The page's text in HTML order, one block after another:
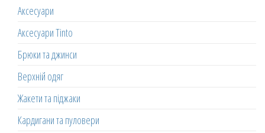
Аксесуари
Аксесуари Tinto
Брюки та джинси
Верхній одяг
Жакети та піджаки
Кардигани та пуловери